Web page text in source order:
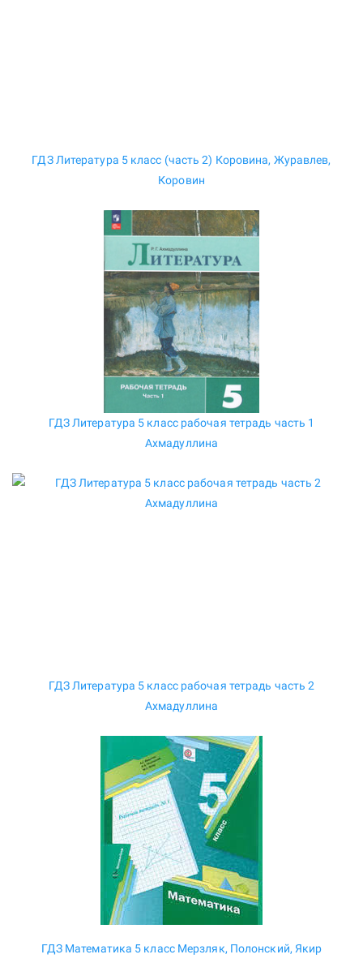
ГДЗ Литература 5 класс (часть 2) Коровина, Журавлев,
Коровин
ГДЗ Литература 5 класс рабочая тетрадь часть 1
Ахмадуллина
ГДЗ Литература 5 класс рабочая тетрадь часть 2
Ахмадуллина
ГДЗ Математика 5 класс Мерзляк, Полонский, Якир